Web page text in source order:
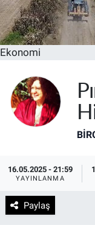
Ekonomi
16.05.2025 - 21:59
YAYINLANMA
Paylaş